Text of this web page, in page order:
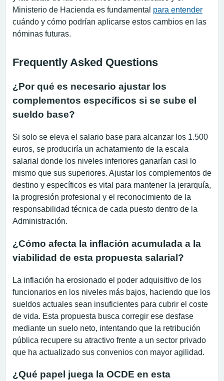
Ministerio de Hacienda es fundamental para entender
cuándo y cómo podrían aplicarse estos cambios en las
nóminas futuras.
Frequently Asked Questions
¿Por qué es necesario ajustar los
complementos específicos si se sube el
sueldo base?
Si solo se eleva el salario base para alcanzar los 1.500
euros, se produciría un achatamiento de la escala
salarial donde los niveles inferiores ganarían casi lo
mismo que sus superiores. Ajustar los complementos de
destino y específicos es vital para mantener la jerarquía,
la progresión profesional y el reconocimiento de la
responsabilidad técnica de cada puesto dentro de la
Administración.
¿Cómo afecta la inflación acumulada a la
viabilidad de esta propuesta salarial?
La inflación ha erosionado el poder adquisitivo de los
funcionarios en los niveles más bajos, haciendo que los
sueldos actuales sean insuficientes para cubrir el coste
de vida. Esta propuesta busca corregir ese desfase
mediante un suelo neto, intentando que la retribución
pública recupere su atractivo frente a un sector privado
que ha actualizado sus convenios con mayor agilidad.
¿Qué papel juega la OCDE en esta